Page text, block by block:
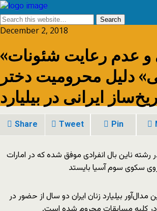
December 2, 2018
«بی‌حجابی و عدم رعایت شئونات
دلیل محرومیت دختر
ایرانی در بیلیارد
Share Tweet Pin
رشته ناین بال انفرادی موفق شده که در امارات
سکوی سوم آسیا بایستد
مدال‌آور بیلیارد زنان ایران دو سال از حضور در